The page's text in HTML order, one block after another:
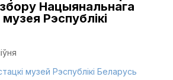
Нацыянальнага
Рэспублікі
музей Рэспублікі Беларусь